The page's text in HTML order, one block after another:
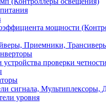
мощности
Приемники,
проверки четности
сигнала, Мультиплексоры,
уровня